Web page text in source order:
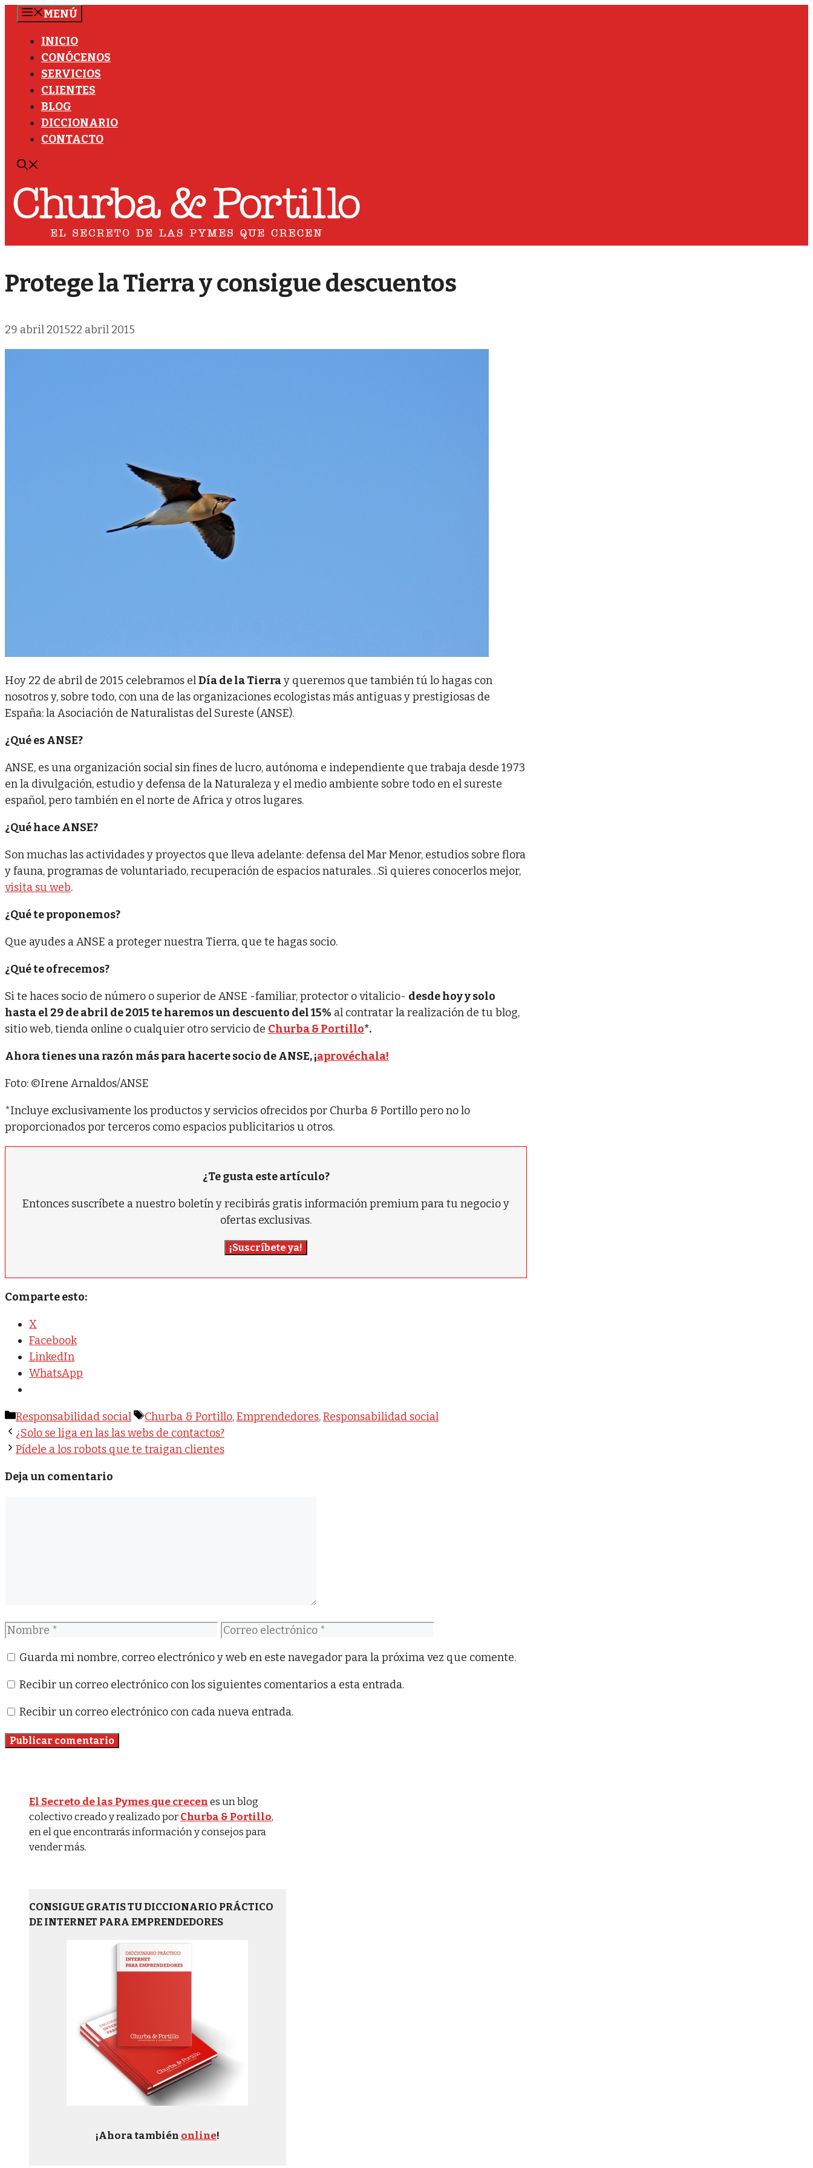
Saltar
contenido
MENÚ
INICIO
CONÓCENOS
SERVICIOS
CLIENTES
BLOG
DICCIONARIO
CONTACTO
Protege la Tierra y consigue descuentos
29 abril 201522 abril 2015
Hoy 22 de abril de 2015 celebramos elDía de la Tierray queremos que también tú lo hagas con
nosotros y, sobre todo, con una de las organizaciones ecologistas más antiguas y prestigiosas de
España: la Asociación de Naturalistas del Sureste (ANSE).
¿Qué es ANSE?
ANSE, es una organización social sin fines de lucro, autónoma e independiente que trabaja desde 1973
en la divulgación, estudio y defensa de la Naturaleza y el medio ambiente sobre todo en el sureste
español, pero también en el norte de Africa y otros lugares.
¿Qué hace ANSE?
Son muchas las actividades y proyectos que lleva adelante: defensa del Mar Menor, estudios sobre flora
y fauna, programas de voluntariado, recuperación de espacios naturales…Si quieres conocerlos mejor,
visita su web.
¿Qué te proponemos?
Que ayudes a ANSE a proteger nuestra Tierra, que te hagas socio.
¿Qué te ofrecemos?
Si te haces socio de número o superior de ANSE -familiar, protector o vitalicio- desde hoy y solo
hasta el 29 de abril de 2015 te haremos un descuento del 15% al contratar la realización de tu blog,
sitio web, tienda online o cualquier otro servicio de Churba & Portillo*.
Ahora tienes una razón más para hacerte socio de ANSE, ¡aprovéchala!
Foto: ©Irene Arnaldos/ANSE
*Incluye exclusivamente los productos y servicios ofrecidos por Churba & Portillo pero no lo
proporcionados por terceros como espacios publicitarios u otros.
¿Te gusta este artículo?
Entonces suscríbete a nuestro boletín y recibirás gratis información premium para tu negocio y
ofertas exclusivas.
¡Suscríbete ya!
Comparte esto:
X
Facebook
LinkedIn
WhatsApp
Categorías
Responsabilidad social Etiquetas
Churba & Portillo,Emprendedores,Responsabilidad social
¿Solo se liga en las las webs de contactos?
Pídele a los robots que te traigan clientes
Deja un comentario
Nombre
Correo
Guarda mi nombre, correo electrónico y web en este navegador para la próxima vez que comente.
Recibir un correo electrónico con los siguientes comentarios a esta entrada.
Recibir un correo electrónico con cada nueva entrada.
El Secreto de las Pymes que crecenes un blog
colectivo creado y realizado porChurba & Portillo,
en el que encontrarás información y consejos para
vender más.
CONSIGUE GRATIS TU DICCIONARIO PRÁCTICO
DE INTERNET PARA EMPRENDEDORES
¡Ahora también online!